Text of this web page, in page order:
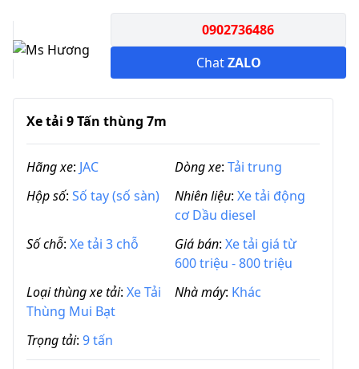
0902736486
ChatZALO
Xe tải 9 Tấn thùng 7m
Hãng xe: JAC Dòng xe: Tải trung
Hộp số: Số tay (số sàn) Nhiên liệu: Xe tải động
cơ Dầu diesel
Số chỗ: Xe tải 3 chỗ Giá bán: Xe tải giá từ
600 triệu - 800 triệu
Loại thùng xe tải: Xe Tải
Thùng Mui Bạt
Nhà máy: Khác
Trọng tải: 9 tấn